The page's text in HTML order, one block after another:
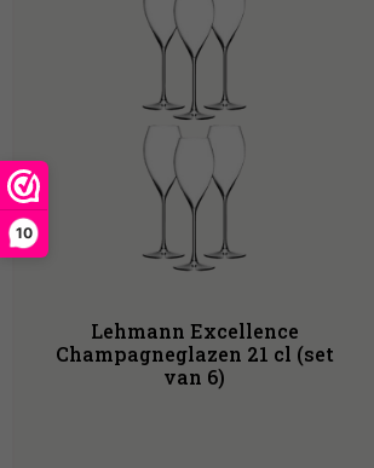
10
Lehmann Excellence
Champagneglazen 21 cl (set
van 6)